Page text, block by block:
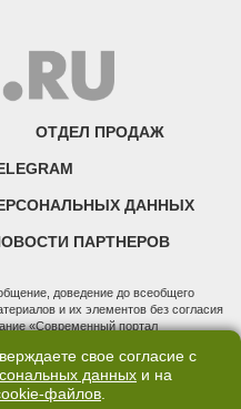
ОТДЕЛ ПРОДАЖ
ДАННЫХ
ПАРТНЕРОВ
доведение до всеобщего
и их элементов без согласия
«Современный портал
и массовых коммуникаций
№ ФС 77 - 76634 от 02.09.2019
"66.ру". Юридический
свое согласие с
данных и на
файлов.